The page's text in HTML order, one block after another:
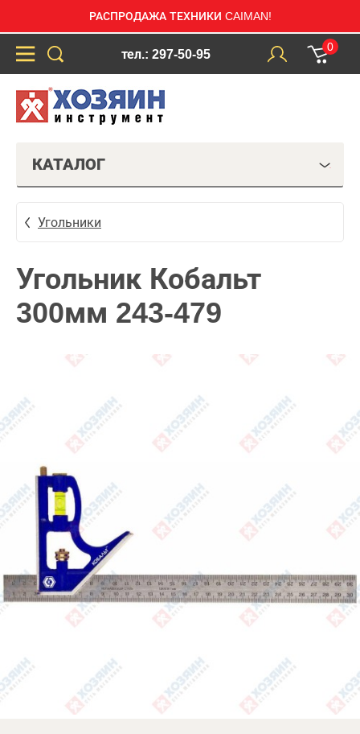
РАСПРОДАЖА ТЕХНИКИ CAIMAN!
тел.: 297-50-95
0
КАТАЛОГ
Угольники
Угольник Кобальт
300мм 243-479